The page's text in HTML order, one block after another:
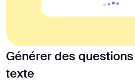
Générer des
texte